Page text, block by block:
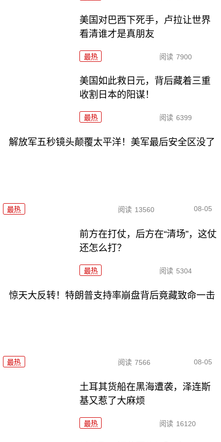
美国对巴西下死手，卢拉让世界
看清谁才是真朋友
最热 阅读 7900
美国如此救日元，背后藏着三重
收割日本的阳谋！
最热 阅读 6399
解放军五秒镜头颠覆太平洋！美军最后安全区没了
最热 阅读 13560 08-05
前方在打仗，后方在“清场”，这仗
还怎么打？
最热 阅读 5304
惊天大反转！特朗普支持率崩盘背后竟藏致命一击
最热 阅读 7566 08-05
土耳其货船在黑海遭袭，泽连斯
基又惹了大麻烦
最热 阅读 16120